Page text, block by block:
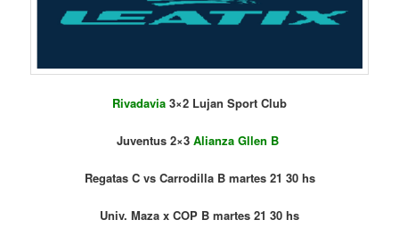
Rivadavia 3×2 Lujan Sport Club
Juventus 2×3 Alianza Gllen B
Regatas C vs Carrodilla B martes 21 30 hs
Univ. Maza x COP B martes 21 30 hs